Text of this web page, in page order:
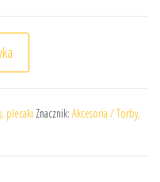
Red DV0761-657
plecaki Znacznik: Akcesoria / Torby,